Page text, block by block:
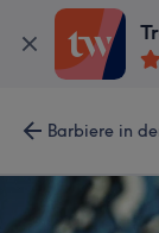
Barbiere in